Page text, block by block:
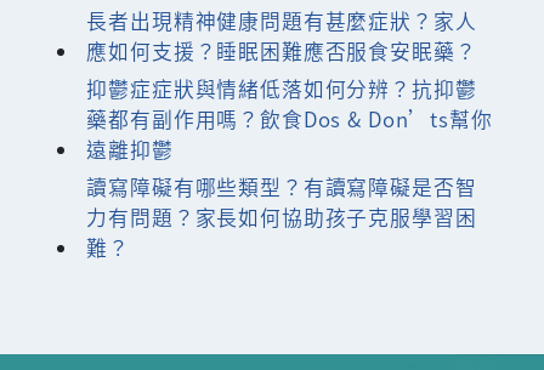
長者出現精神健康問題有甚麼症狀？家人
應如何支援？睡眠困難應否服食安眠藥？
抑鬱症症狀與情緒低落如何分辨？抗抑鬱
藥都有副作用嗎？飲食Dos & Don’ts幫你
遠離抑鬱
讀寫障礙有哪些類型？有讀寫障礙是否智
力有問題？家長如何協助孩子克服學習困
難？